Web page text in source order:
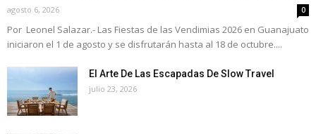
agosto 6, 2026 0
Por Leonel Salazar.- Las Fiestas de las Vendimias 2026 en Guanajuato
iniciaron el 1 de agosto y se disfrutarán hasta al 18 de octubre....
El Arte De Las Escapadas De Slow Travel
julio 23, 2026